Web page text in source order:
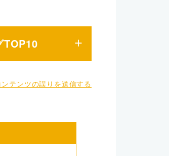
TOP10
ンテンツの誤りを送信する